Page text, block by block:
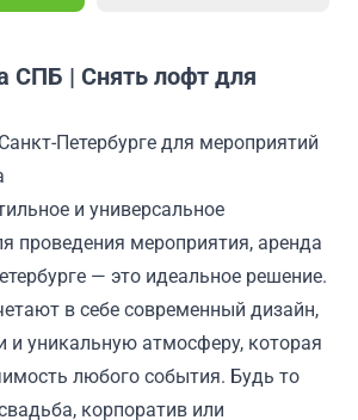
СПБ | Снять лофт для
Петербурге для мероприятий
и универсальное
проведения мероприятия, аренда
— это идеальное решение.
в себе современный дизайн,
и уникальную атмосферу, которая
любого события. Будь то
корпоратив или